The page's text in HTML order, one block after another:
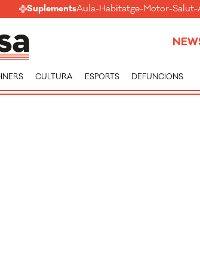
SuplementsAula-Habitatge-Motor-Salut-
CULTURA ESPORTS DEFUNCIONS